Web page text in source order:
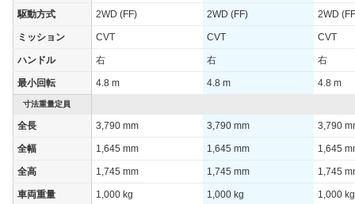
駆動方式 2WD (FF) 2WD (FF) 2WD
ミッション CVT CVT CVT
ハンドル 右 右 右
最小回転 4.8 m 4.8 m 4.8 m
寸法重量定員
全長 3,790 mm 3,790 mm 3,790
全幅 1,645 mm 1,645 mm 1,645
全高 1,745 mm 1,745 mm 1,745
車両重量 1,000 kg 1,000 kg 1,000 kg